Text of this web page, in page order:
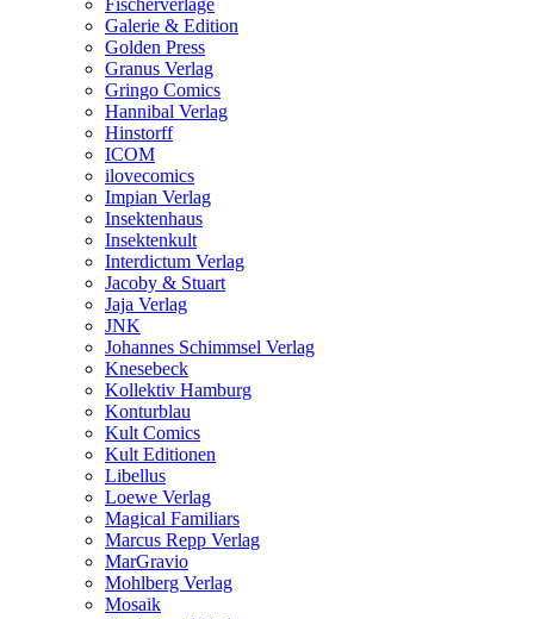
Fischerverlage
Galerie & Edition
Golden Press
Granus Verlag
Gringo Comics
Hannibal Verlag
Hinstorff
ICOM
ilovecomics
Impian Verlag
Insektenhaus
Insektenkult
Interdictum Verlag
Jacoby & Stuart
Jaja Verlag
JNK
Johannes Schimmsel Verlag
Knesebeck
Kollektiv Hamburg
Konturblau
Kult Comics
Kult Editionen
Libellus
Loewe Verlag
Magical Familiars
Marcus Repp Verlag
MarGravio
Mohlberg Verlag
Mosaik